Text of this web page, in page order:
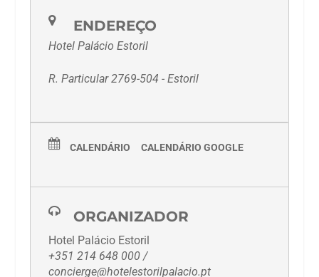
ENDEREÇO
Hotel Palácio Estoril
R. Particular 2769-504 - Estoril
CALENDÁRIO CALENDÁRIO GOOGLE
ORGANIZADOR
Hotel Palácio Estoril
+351 214 648 000 /
concierge@hotelestorilpalacio.pt